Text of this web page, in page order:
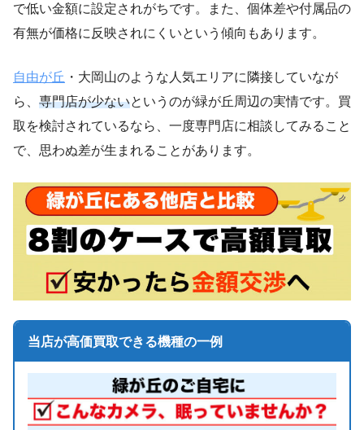
で低い金額に設定されがちです。また、個体差や付属品の
有無が価格に反映されにくいという傾向もあります。
自由が丘 ・大岡山のような人気エリアに隣接していなが
ら、 専門店が少ないというのが緑が丘周辺の実情です。買
取を検討されているなら、一度専門店に相談してみること
で、思わぬ差が生まれることがあります。
当店が高価買取できる機種の一例